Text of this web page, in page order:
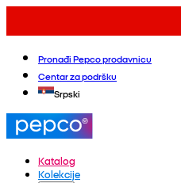
Pronađi Pepco prodavnicu
Centar za podršku
Srpski
Katalog
Kolekcije